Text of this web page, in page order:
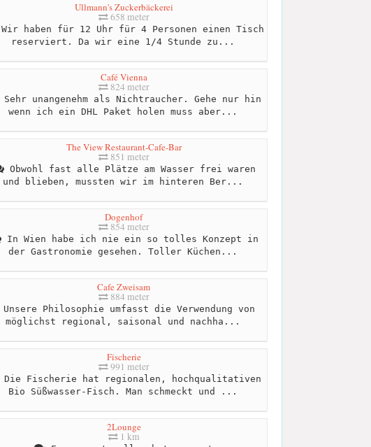
Ullmann's Zuckerbäckerei
658 meter
Wir haben für 12 Uhr für 4 Personen einen Tisch
reserviert. Da wir eine 1/4 Stunde zu...
Café Vienna
824 meter
Sehr unangenehm als Nichtraucher. Gehe nur hin
wenn ich ein DHL Paket holen muss aber...
The View Restaurant-Cafe-Bar
851 meter
Obwohl fast alle Plätze am Wasser frei waren
und blieben, mussten wir im hinteren Ber...
Dogenhof
854 meter
In Wien habe ich nie ein so tolles Konzept in
der Gastronomie gesehen. Toller Küchen...
Cafe Zweisam
884 meter
Unsere Philosophie umfasst die Verwendung von
möglichst regional, saisonal und nachha...
Fischerie
991 meter
Die Fischerie hat regionalen, hochqualitativen
Bio Süßwasser-Fisch. Man schmeckt und ...
2Lounge
1 km